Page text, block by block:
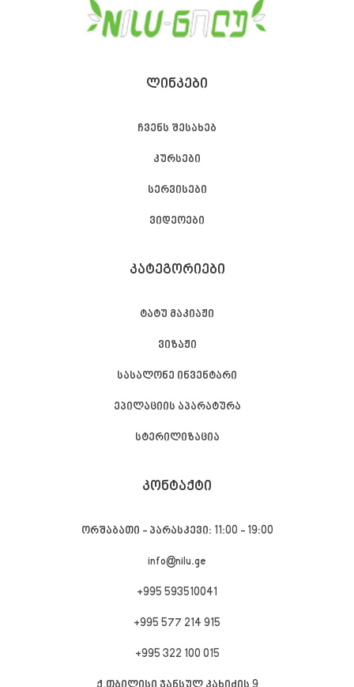
ᲚᲘᲜᲙᲔᲑᲘ
ჩვენს შესახებ
კურსები
სერვისები
ვიდეოები
ᲙᲐᲢᲔᲒᲝᲠᲘᲔᲑᲘ
ტატუ მაკიაჟი
ვიზაჟი
სასალონე ინვენტარი
ეპილაციის აპარატურა
სტერილიზაცია
ᲙᲝᲜᲢᲐᲥᲢᲘ
ორშაბათი - პარასკევი: 11:00 - 19:00
info@nilu.ge
+995 593510041
+995 577 214 915
+995 322 100 015